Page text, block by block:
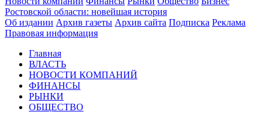
Ростовской области: новейшая история
Об издании Архив газеты Архив сайта Подписка Реклама
Правовая информация
Главная
ВЛАСТЬ
НОВОСТИ КОМПАНИЙ
ФИНАНСЫ
РЫНКИ
ОБЩЕСТВО